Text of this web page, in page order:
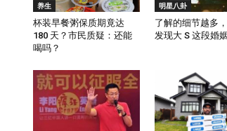
养生
杯装早餐粥保质期竟达
180 天？市民质疑：还能
喝吗？
明星八卦
了解的细节越多
发现大 S 这段婚